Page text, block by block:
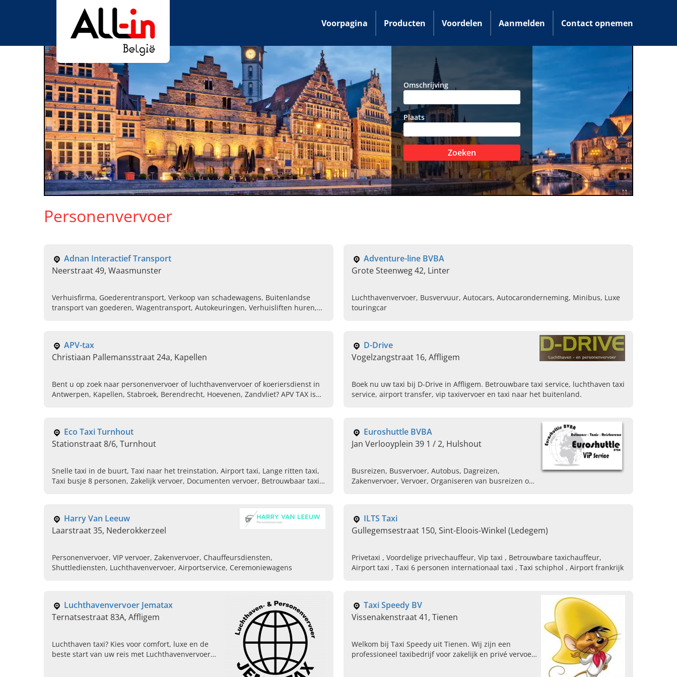
Voorpagina Producten Voordelen Aanmelden Contact opnemen
Omschrijving
Plaats
Zoeken
Personenvervoer
Adnan Interactief Transport
Neerstraat 49, Waasmunster
Verhuisfirma, Goederentransport, Verkoop van schadewagens, Buitenlandse
transport van goederen, Wagentransport, Autokeuringen, Verhuisliften huren,
Adventure-line BVBA
Grote Steenweg 42, Linter
Luchthavenvervoer, Busvervuur, Autocars, Autocaronderneming, Minibus, Luxe
touringcar
APV-tax
Christiaan Pallemansstraat 24a, Kapellen
Bent u op zoek naar personenvervoer of luchthavenvervoer of koeriersdienst in
Antwerpen, Kapellen, Stabroek, Berendrecht, Hoevenen, Zandvliet? APV TAX is
D-Drive
Vogelzangstraat 16, Affligem
Boek nu uw taxi bij D-Drive in Affligem. Betrouwbare taxi service, luchthaven taxi
service, airport transfer, vip taxivervoer en taxi naar het buitenland.
Eco Taxi Turnhout
Stationstraat 8/6, Turnhout
Snelle taxi in de buurt, Taxi naar het treinstation, Airport taxi, Lange ritten taxi,
Taxi busje 8 personen, Zakelijk vervoer, Documenten vervoer, Betrouwbaar taxi
Euroshuttle BVBA
Jan Verlooyplein 39 1 / 2, Hulshout
Busreizen, Busvervoer, Autobus, Dagreizen,
Zakenvervoer, Vervoer, Organiseren van busreizen op
Harry Van Leeuw
Laarstraat 35, Nederokkerzeel
Personenvervoer, VIP vervoer, Zakenvervoer, Chauffeursdiensten,
Shuttlediensten, Luchthavenvervoer, Airportservice, Ceremoniewagens
ILTS Taxi
Gullegemsestraat 150, Sint-Eloois-Winkel (Ledegem)
Privetaxi , Voordelige privechauffeur, Vip taxi , Betrouwbare taxichauffeur,
Airport taxi , Taxi 6 personen internationaal taxi , Taxi schiphol , Airport frankrijk
Luchthavenvervoer Jematax
Ternatsestraat 83A, Affligem
Luchthaven taxi? Kies voor comfort, luxe en de
beste start van uw reis met Luchthavenvervoer
Taxi Speedy BV
Vissenakenstraat 41, Tienen
Welkom bij Taxi Speedy uit Tienen. Wij zijn een
professioneel taxibedrijf voor zakelijk en privé vervoer